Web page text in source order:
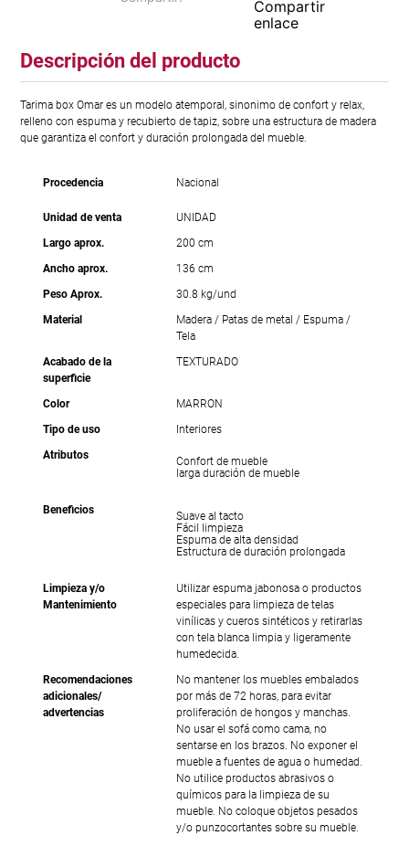
Descripción del producto
Tarima box Omar es un modelo atemporal, sinonimo de confort y relax,
relleno con espuma y recubierto de tapiz, sobre una estructura de madera
que garantiza el confort y duración prolongada del mueble.
Procedencia Nacional
Unidad de venta
UNIDAD
Largo aprox.
200 cm
Ancho aprox.
136 cm
Peso Aprox.
30.8 kg/und
Material
Madera / Patas de metal / Espuma /
Tela
Acabado de la
superficie
TEXTURADO
Color
MARRON
Tipo de uso
Interiores
Atributos
Confort de mueble
larga duración de mueble
Beneficios
Suave al tacto
Fácil limpieza
Espuma de alta densidad
Estructura de duración prolongada
Limpieza y/o
Mantenimiento
Utilizar espuma jabonosa o productos
especiales para limpieza de telas
vinílicas y cueros sintéticos y retirarlas
con tela blanca limpia y ligeramente
humedecida.
Recomendaciones
adicionales/
advertencias
No mantener los muebles embalados
por más de 72 horas, para evitar
proliferación de hongos y manchas.
No usar el sofá como cama, no
sentarse en los brazos. No exponer el
mueble a fuentes de agua o humedad.
No utilice productos abrasivos o
químicos para la limpieza de su
mueble. No coloque objetos pesados
y/o punzocortantes sobre su mueble.